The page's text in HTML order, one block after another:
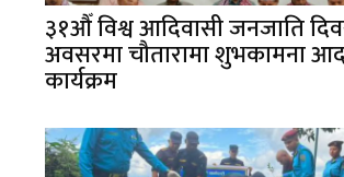
३१औँ विश्व आदिवासी जनजाति
अवसरमा चौतारामा शुभकामना
कार्यक्रम